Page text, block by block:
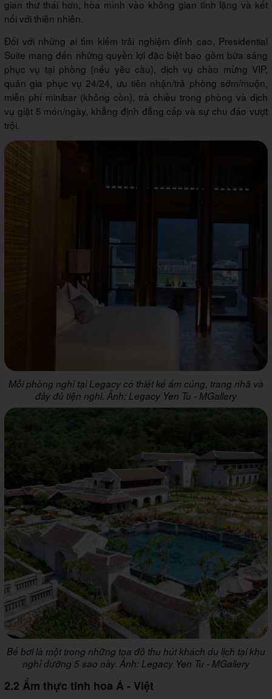
gian thư thái hơn, hòa mình vào không gian tĩnh lặng và kết
nối với thiên nhiên.
Đối với những ai tìm kiếm trải nghiệm đỉnh cao, Presidential
Suite mang đến những quyền lợi đặc biệt bao gồm bữa sáng
phục vụ tại phòng (nếu yêu cầu), dịch vụ chào mừng VIP,
quản gia phục vụ 24/24, ưu tiên nhận/trả phòng sớm/muộn,
miễn phí minibar (không cồn), trà chiều trong phòng và dịch
vụ giặt 5 món/ngày, khẳng định đẳng cấp và sự chu đáo vượt
trội.
Mỗi phòng nghỉ tại Legacy có thiết kế ấm cúng, trang nhã và
đầy đủ tiện nghi. Ảnh: Legacy Yen Tu - MGallery
Bể bơi là một trong những tọa độ thu hút khách du lịch tại khu
nghỉ dưỡng 5 sao này. Ảnh: Legacy Yen Tu - MGallery
2.2 Ẩm thực tinh hoa Á - Việt